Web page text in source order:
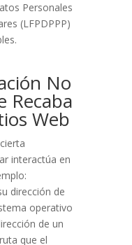
Personales
(LFPDPPP)
No
Recaba
Web
interactúa en
dirección de
operativo
de un
que el